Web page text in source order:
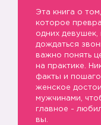
Эта книга о
которое
одних девушек,
дождаться
важно понять
на практике.
факты и
женское
мужчинами,
главное -
вы.